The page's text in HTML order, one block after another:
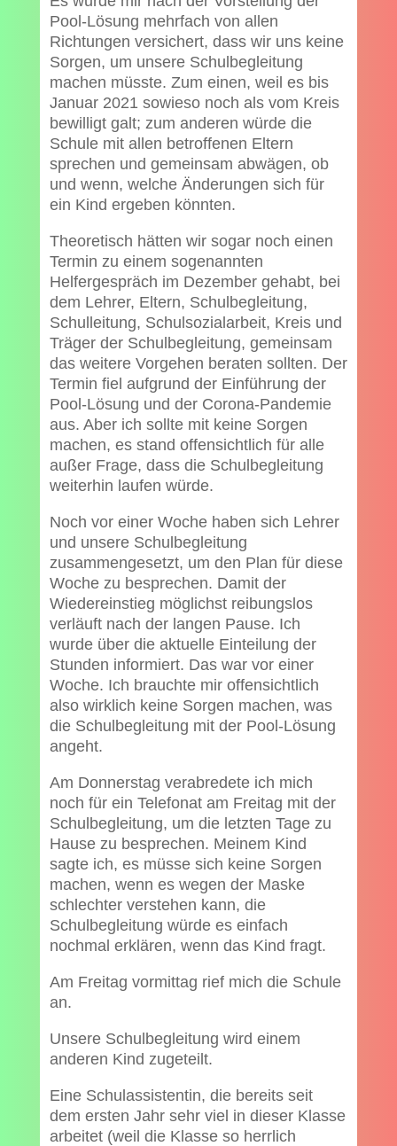
Pool-Lösung mehrfach von allen
Richtungen versichert, dass wir uns keine
Sorgen, um unsere Schulbegleitung
machen müsste. Zum einen, weil es bis
Januar 2021 sowieso noch als vom Kreis
bewilligt galt; zum anderen würde die
Schule mit allen betroffenen Eltern
sprechen und gemeinsam abwägen, ob
und wenn, welche Änderungen sich für
ein Kind ergeben könnten.
Theoretisch hätten wir sogar noch einen
Termin zu einem sogenannten
Helfergespräch im Dezember gehabt, bei
dem Lehrer, Eltern, Schulbegleitung,
Schulleitung, Schulsozialarbeit, Kreis und
Träger der Schulbegleitung, gemeinsam
das weitere Vorgehen beraten sollten. Der
Termin fiel aufgrund der Einführung der
Pool-Lösung und der Corona-Pandemie
aus. Aber ich sollte mit keine Sorgen
machen, es stand offensichtlich für alle
außer Frage, dass die Schulbegleitung
weiterhin laufen würde.
Noch vor einer Woche haben sich Lehrer
und unsere Schulbegleitung
zusammengesetzt, um den Plan für diese
Woche zu besprechen. Damit der
Wiedereinstieg möglichst reibungslos
verläuft nach der langen Pause. Ich
wurde über die aktuelle Einteilung der
Stunden informiert. Das war vor einer
Woche. Ich brauchte mir offensichtlich
also wirklich keine Sorgen machen, was
die Schulbegleitung mit der Pool-Lösung
angeht.
Am Donnerstag verabredete ich mich
noch für ein Telefonat am Freitag mit der
Schulbegleitung, um die letzten Tage zu
Hause zu besprechen. Meinem Kind
sagte ich, es müsse sich keine Sorgen
machen, wenn es wegen der Maske
schlechter verstehen kann, die
Schulbegleitung würde es einfach
nochmal erklären, wenn das Kind fragt.
Am Freitag vormittag rief mich die Schule
an.
Unsere Schulbegleitung wird einem
anderen Kind zugeteilt.
Eine Schulassistentin, die bereits seit
dem ersten Jahr sehr viel in dieser Klasse
arbeitet (weil die Klasse so herrlich